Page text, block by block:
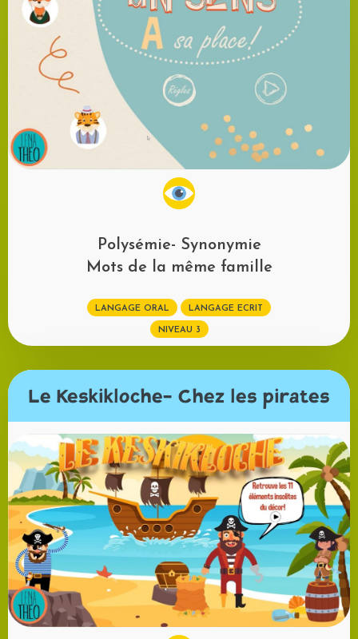
Polysémie- Synonymie
Mots de la même famille
LANGAGE ORAL LANGAGE ECRIT
NIVEAU 3
Le Keskikloche- Chez les pirates